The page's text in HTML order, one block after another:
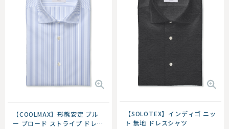
【COOLMAX】形態安定 ブル
ー ブロード ストライプ ドレス
【SOLOTEX】インディゴ ニッ
ト 無地 ドレスシャツ